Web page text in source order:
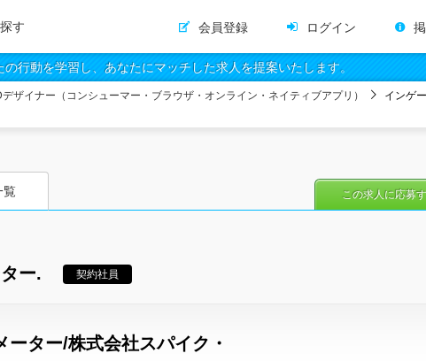
す 会員登録 ログイン
行動を学習し、あなたにマッチした求人を提案いたします。
ザイナー（コンシューマー・ブラウザ・オンライン・ネイティブアプリ）
インゲ
覧
ー. 契約社員
この求人に応募
ター/株式会社スパイク・